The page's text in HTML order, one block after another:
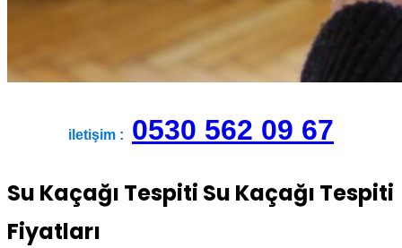
iletişim : 0530 562 09 67
Su Kaçağı Tespiti Su Kaçağı Tespiti
Fiyatları